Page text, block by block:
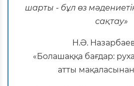
шарты - бұл өз
сақтау»
Н.Ә.
«Болашаққа бағдар:
атты